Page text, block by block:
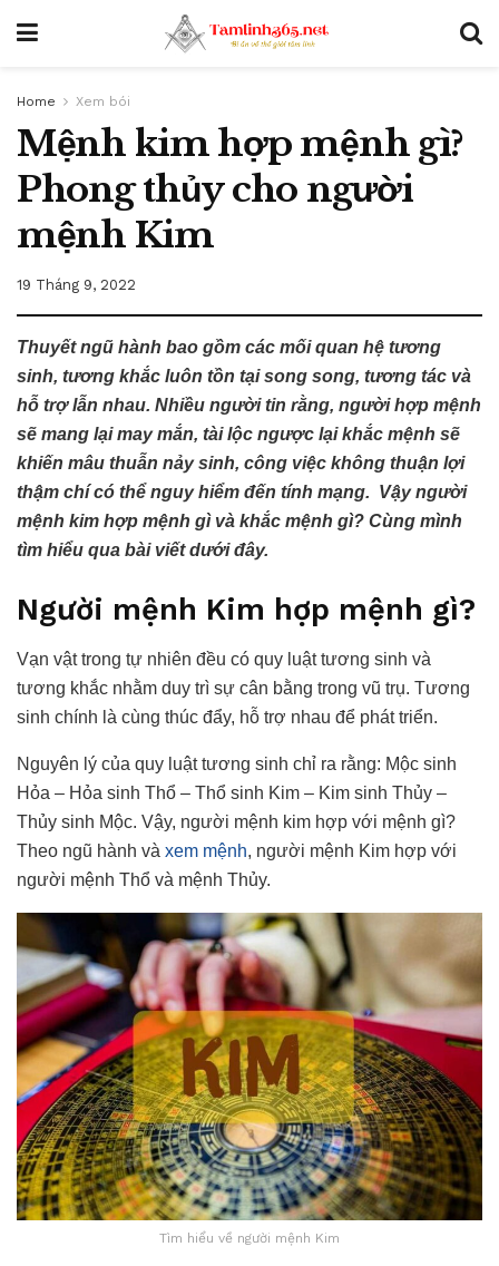
Home Xem bói
Mệnh kim hợp mệnh gì?
Phong thủy cho người
mệnh Kim
19 Tháng 9, 2022
Thuyết ngũ hành bao gồm các mối quan hệ tương
sinh, tương khắc luôn tồn tại song song, tương tác và
hỗ trợ lẫn nhau. Nhiều người tin rằng, người hợp mệnh
sẽ mang lại may mắn, tài lộc ngược lại khắc mệnh sẽ
khiến mâu thuẫn nảy sinh, công việc không thuận lợi
thậm chí có thể nguy hiểm đến tính mạng. Vậy người
mệnh kim hợp mệnh gì và khắc mệnh gì? Cùng mình
tìm hiểu qua bài viết dưới đây.
Người mệnh Kim hợp mệnh gì?
Vạn vật trong tự nhiên đều có quy luật tương sinh và
tương khắc nhằm duy trì sự cân bằng trong vũ trụ. Tương
sinh chính là cùng thúc đẩy, hỗ trợ nhau để phát triển.
Nguyên lý của quy luật tương sinh chỉ ra rằng: Mộc sinh
Hỏa – Hỏa sinh Thổ – Thổ sinh Kim – Kim sinh Thủy –
Thủy sinh Mộc. Vậy, người mệnh kim hợp với mệnh gì?
Theo ngũ hành và xem mệnh, người mệnh Kim hợp với
người mệnh Thổ và mệnh Thủy.
Tìm hiểu về người mệnh Kim